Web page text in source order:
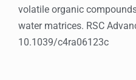
volatile organic
water matrices. RSC
10.1039/c4ra06123c